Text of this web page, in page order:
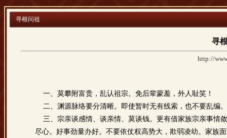
寻根问祖
寻
http://
一、莫攀附富贵，乱认祖宗。免后辈蒙羞，外人耻笑！
二、渊源脉络要分清晰。即使暂时无有线索，也不要乱编
三、宗亲谈感情、谈亲情、莫谈钱。更有借家族宗亲事情
尽心。好事劲量办好。不要依仗权高势大，欺弱凌幼。家族